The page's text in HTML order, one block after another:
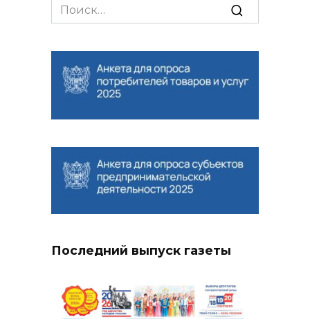
Search
for:
Последний выпуск газеты